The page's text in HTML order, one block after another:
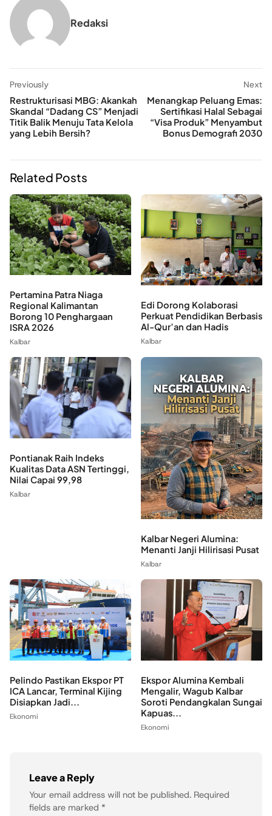
Redaksi
Previously
Restrukturisasi MBG: Akankah
Skandal “Dadang CS” Menjadi
Titik Balik Menuju Tata Kelola
yang Lebih Bersih?
Next
Menangkap Peluang Emas:
Sertifikasi Halal Sebagai
“Visa Produk” Menyambut
Bonus Demografi 2030
Related Posts
Pertamina Patra Niaga
Regional Kalimantan
Borong 10 Penghargaan
ISRA 2026
Kalbar
Edi Dorong Kolaborasi
Perkuat Pendidikan Berbasis
Al-Qur’an dan Hadis
Kalbar
Pontianak Raih Indeks
Kualitas Data ASN Tertinggi,
Nilai Capai 99,98
Kalbar
Kalbar Negeri Alumina:
Menanti Janji Hilirisasi Pusat
Kalbar
Pelindo Pastikan Ekspor PT
ICA Lancar, Terminal Kijing
Disiapkan Jadi...
Ekonomi
Ekspor Alumina Kembali
Mengalir, Wagub Kalbar
Soroti Pendangkalan Sungai
Kapuas...
Ekonomi
Leave a Reply
Your email address will not be published. Required
fields are marked *